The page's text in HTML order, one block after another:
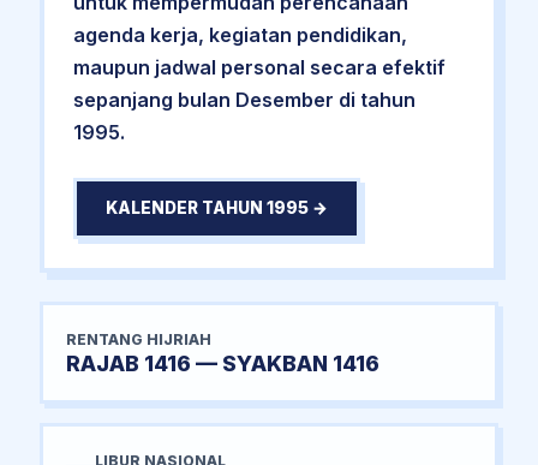
agenda kerja, kegiatan pendidikan,
maupun jadwal personal secara efektif
sepanjang bulan Desember di tahun
1995.
KALENDER TAHUN 1995 →
RENTANG HIJRIAH
RAJAB 1416 — SYAKBAN 1416
LIBUR NASIONAL